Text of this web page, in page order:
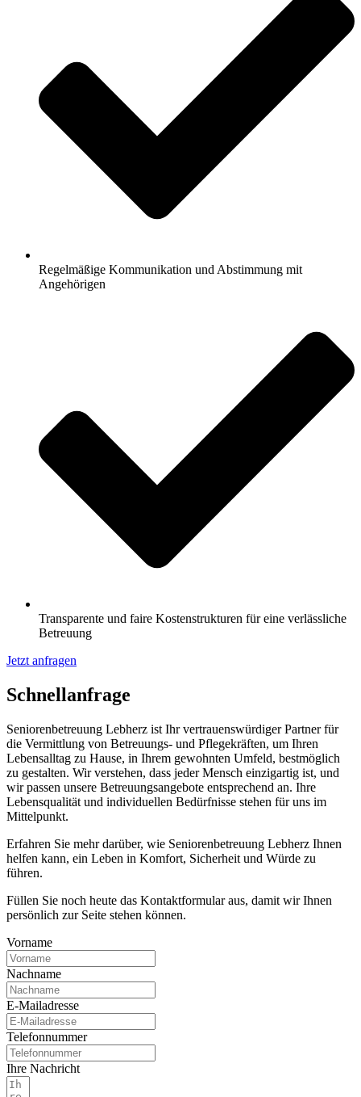
Regelmäßige Kommunikation und Abstimmung mit
Angehörigen
Transparente und faire Kostenstrukturen für eine verlässliche
Betreuung
Jetzt anfragen
Schnell­anfrage
Seniorenbetreuung Lebherz ist Ihr vertrauenswürdiger Partner für
die Vermittlung von Betreuungs- und Pflegekräften, um Ihren
Lebensalltag zu Hause, in Ihrem gewohnten Umfeld, bestmöglich
zu gestalten. Wir verstehen, dass jeder Mensch einzigartig ist, und
wir passen unsere Betreuungsangebote entsprechend an. Ihre
Lebensqualität und individuellen Bedürfnisse stehen für uns im
Mittelpunkt.
Erfahren Sie mehr darüber, wie Seniorenbetreuung Lebherz Ihnen
helfen kann, ein Leben in Komfort, Sicherheit und Würde zu
führen.
Füllen Sie noch heute das Kontaktformular aus, damit wir Ihnen
persönlich zur Seite stehen können.
Vorname
Nachname
E-Mailadresse
Telefonnummer
Ihre Nachricht